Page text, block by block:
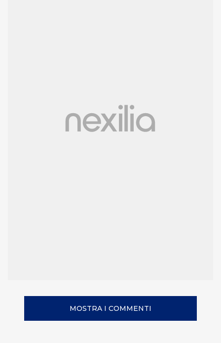
MOSTRA I COMMENTI